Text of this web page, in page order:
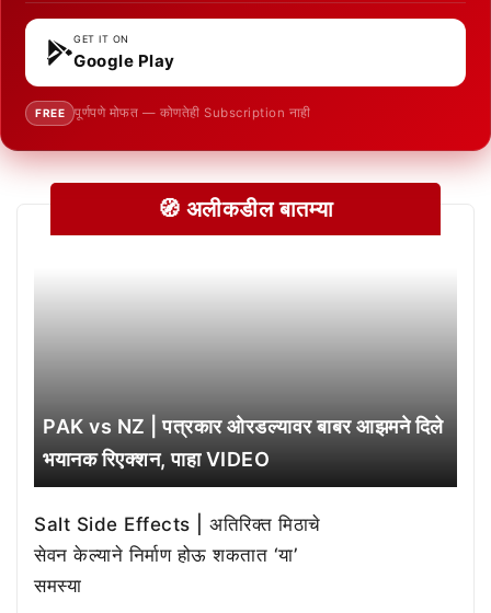
GET IT ON
Google Play
FREE पूर्णपणे मोफत — कोणतेही Subscription नाही
🧭 अलीकडील बातम्या
PAK vs NZ | पत्रकार ओरडल्यावर बाबर आझमने दिले
भयानक रिएक्शन, पाहा VIDEO
Salt Side Effects | अतिरिक्त मिठाचे
सेवन केल्याने निर्माण होऊ शकतात ‘या’
समस्या